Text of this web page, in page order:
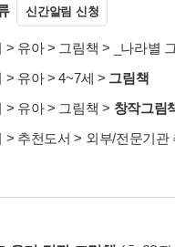
신간알림 신청
> 유아> 그림책 > _나라별
> 유아>4~7세 > 그림책
> 유아> 그림책 > 창작그림
> 추천도서 > 외부/전문기관